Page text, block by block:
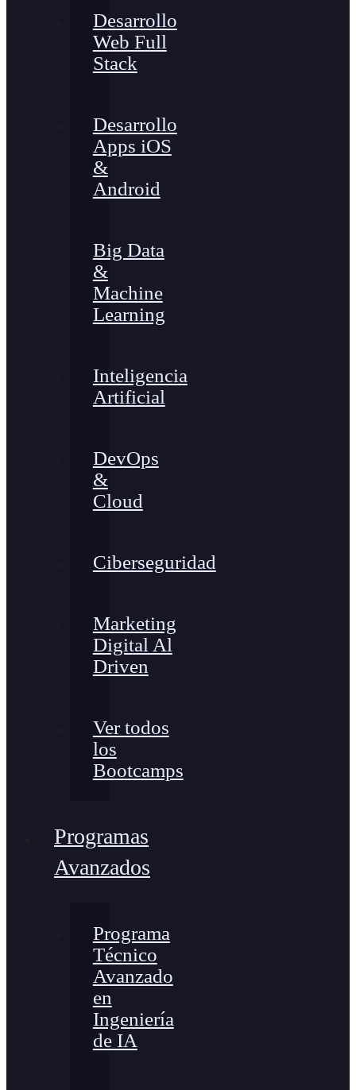
Desarrollo
Web Full
Stack
Desarrollo
Apps iOS
&
Android
Big Data
&
Machine
Learning
Inteligencia
Artificial
DevOps
&
Cloud
Ciberseguridad
Marketing
Digital Al
Driven
Ver todos
los
Bootcamps
Programas
Avanzados
Programa
Técnico
Avanzado
en
Ingeniería
de IA